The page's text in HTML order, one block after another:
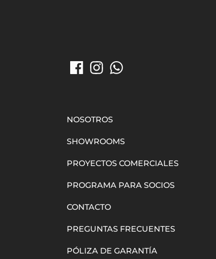
NOSOTROS
SHOWROOMS
PROYECTOS COMERCIALES
PROGRAMA PARA SOCIOS
CONTACTO
PREGUNTAS FRECUENTES
PÓLIZA DE GARANTÍA